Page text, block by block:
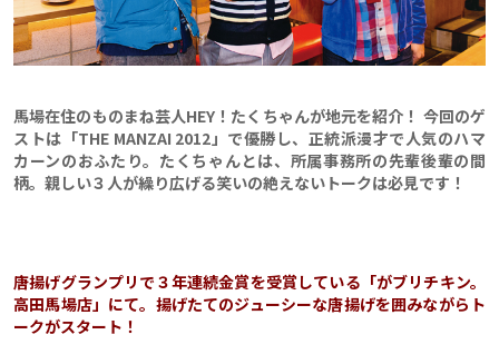
馬場在住のものまね芸人HEY！たくちゃんが地元を紹介！ 今回のゲ
ストは「THE MANZAI 2012」で優勝し、正統派漫才で人気のハマ
カーンのおふたり。たくちゃんとは、所属事務所の先輩後輩の間
柄。親しい３人が繰り広げる笑いの絶えないトークは必見です！
唐揚げグランプリで３年連続金賞を受賞している「がブリチキン。
高田馬場店」にて。揚げたてのジューシーな唐揚げを囲みながらト
ークがスタート！